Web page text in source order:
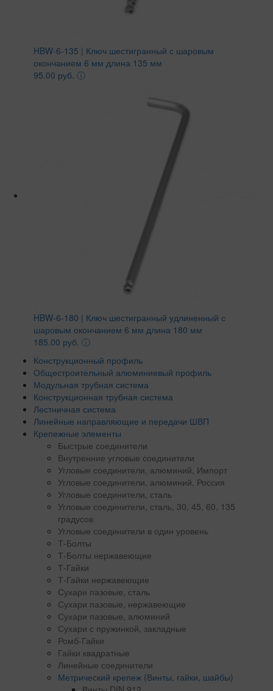
HBW-6-135 | Ключ шестигранный с шаровым
окончанием 6 мм длина 135 мм
95.00 руб. ⓘ
HBW-6-180 | Ключ шестигранный удлиненный с
шаровым окончанием 6 мм длина 180 мм
185.00 руб. ⓘ
Конструкционный профиль
Общестроительный алюминиевый профиль
Модульная трубная система
Конструкционная трубная система
Лестничная система
Линейные направляющие и передачи ШВП
Крепежные элементы
Быстрые соединители
Внутренние угловые соединители
Угловые соединители, алюминий, Импорт
Угловые соединители, алюминий, Россия
Угловые соединители, сталь
Угловые соединители, сталь, 30, 45, 60, 135
градусов
Угловые соединители в один уровень
Т-Болты
Т-Болты нержавеющие
Т-Гайки
Т-Гайки нержавеющие
Сухари пазовые, сталь
Сухари пазовые, нержавеющие
Сухари пазовые, алюминий
Сухари с пружинкой, закладные
Ромб-Гайки
Гайки квадратные
Линейные соединители
Метрический крепеж (Винты, гайки, шайбы)